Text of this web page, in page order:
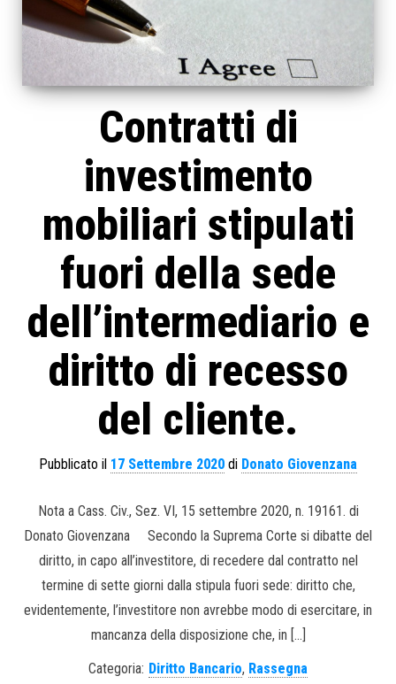
Contratti di
investimento
mobiliari stipulati
fuori della sede
dell’intermediario e
diritto di recesso
del cliente.
Pubblicato il 17 Settembre 2020 di Donato Giovenzana
Nota a Cass. Civ., Sez. VI, 15 settembre 2020, n. 19161. di
Donato Giovenzana Secondo la Suprema Corte si dibatte del
diritto, in capo all’investitore, di recedere dal contratto nel
termine di sette giorni dalla stipula fuori sede: diritto che,
evidentemente, l’investitore non avrebbe modo di esercitare, in
mancanza della disposizione che, in […]
Categoria: Diritto Bancario, Rassegna